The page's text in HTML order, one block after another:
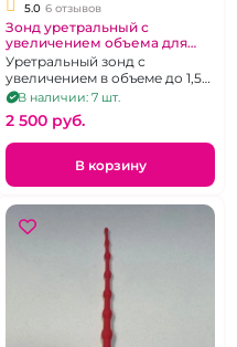
5.0 6 отзывов
Зонд уретральный с
увеличением объема для
продвинутого Медфетиша с
Грушей
Уретральный зонд с
увеличением в объеме до 1,5
см в диаметре
В наличии: 7 шт.
2 500 pуб.
В корзину